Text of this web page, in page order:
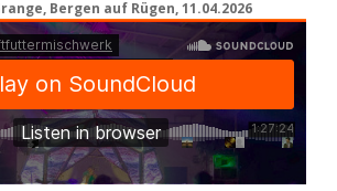
Bergen auf Rügen, 11.04.2026